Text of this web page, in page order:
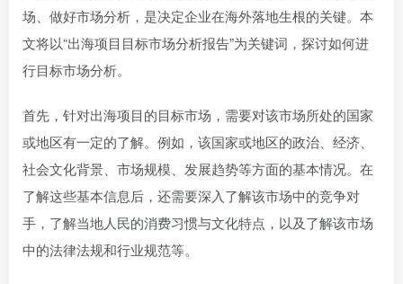
场、做好市场分析，是决定企业在海外落地生根的关键。本
文将以“出海项目目标市场分析报告”为关键词，探讨如何进
行目标市场分析。
首先，针对出海项目的目标市场，需要对该市场所处的国家
或地区有一定的了解。例如，该国家或地区的政治、经济、
社会文化背景、市场规模、发展趋势等方面的基本情况。在
了解这些基本信息后，还需要深入了解该市场中的竞争对
手，了解当地人民的消费习惯与文化特点，以及了解该市场
中的法律法规和行业规范等。